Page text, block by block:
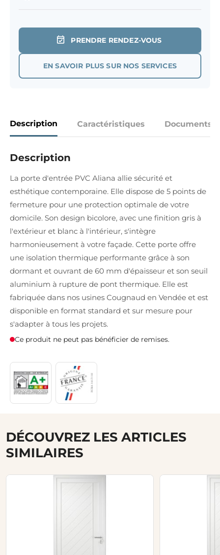
PRENDRE RENDEZ-VOUS
EN SAVOIR PLUS SUR NOS SERVICES
Description Caractéristiques Documents
Description
La porte d'entrée PVC Aliana allie sécurité et
esthétique contemporaine. Elle dispose de 5 points de
fermeture pour une protection optimale de votre
domicile. Son design bicolore, avec une finition gris à
l'extérieur et blanc à l'intérieur, s'intègre
harmonieusement à votre façade. Cette porte offre
une isolation thermique performante grâce à son
dormant et ouvrant de 60 mm d'épaisseur et son seuil
aluminium à rupture de pont thermique. Elle est
fabriquée dans nos usines Cougnaud en Vendée et est
disponible en format standard et sur mesure pour
s'adapter à tous les projets.
Ce produit ne peut pas bénéficier de remises.
DÉCOUVREZ LES ARTICLES
SIMILAIRES